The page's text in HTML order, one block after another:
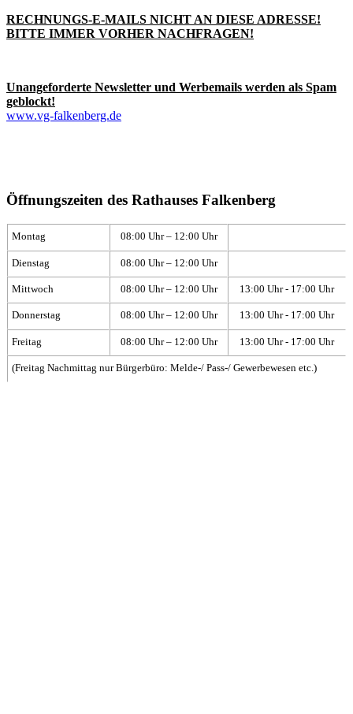
RECHNUNGS-E-MAILS NICHT AN DIESE ADRESSE!
BITTE IMMER VORHER NACHFRAGEN!
Unangeforderte Newsletter und Werbemails werden als Spam
geblockt!
www.vg-falkenberg.de
Öffnungszeiten des Rathauses Falkenberg
Montag 08:00 Uhr – 12:00 Uhr
Dienstag 08:00 Uhr – 12:00 Uhr
Mittwoch 08:00 Uhr – 12:00 Uhr 13:00 Uhr - 17:00 Uhr
Donnerstag 08:00 Uhr – 12:00 Uhr 13:00 Uhr - 17:00 Uhr
Freitag 08:00 Uhr – 12:00 Uhr 13:00 Uhr - 17:00 Uhr
(Freitag Nachmittag nur Bürgerbüro: Melde-/ Pass-/ Gewerbewesen etc.)